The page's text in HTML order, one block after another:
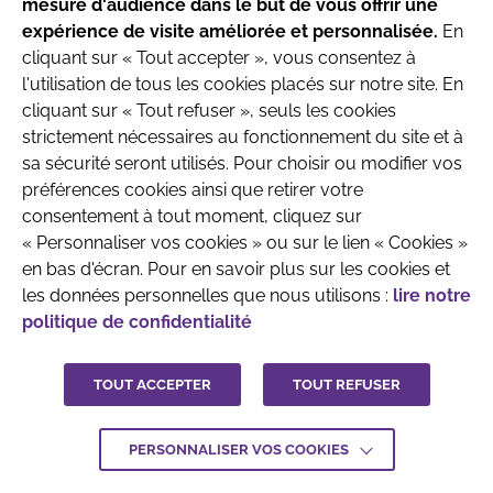
QUI SOMMES-NOUS MENTIONS LÉGALES
CONTACTEZ-NOUS
CRÉDITS :LA JUNGLE
produits destinés aux nourrissons jusqu’à l’âge
de 6 mois.
Parlez avec votre pédiatre ou le professionnel
de santé qui prend en charge votre enfant
avant toute prise de décision.
J'ai compris
mesure d'audience dans le but de vous offrir une
expérience de visite améliorée et personnalisée. En
cliquant sur « Tout accepter », vous consentez à
l'utilisation de tous les cookies placés sur notre site. En
cliquant sur « Tout refuser », seuls les cookies
strictement nécessaires au fonctionnement du site et à
sa sécurité seront utilisés. Pour choisir ou modifier vos
préférences cookies ainsi que retirer votre
consentement à tout moment, cliquez sur
« Personnaliser vos cookies » ou sur le lien « Cookies »
en bas d'écran. Pour en savoir plus sur les cookies et
les données personnelles que nous utilisons : lire notre
politique de confidentialité
TOUT ACCEPTER TOUT REFUSER
PERSONNALISER VOS COOKIES